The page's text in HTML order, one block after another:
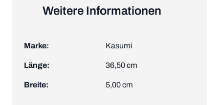
Weitere Informationen
Marke: Kasumi
Länge: 36,50 cm
Breite: 5,00 cm